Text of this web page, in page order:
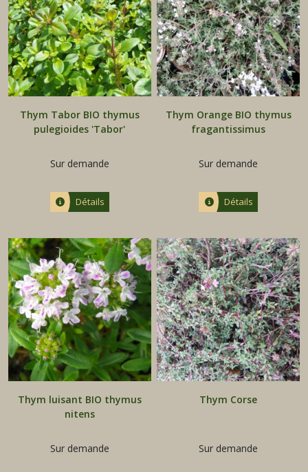
Thym Tabor BIO thymus
pulegioides 'Tabor'
Sur demande
Détails
Thym Orange BIO thymus
fragantissimus
Sur demande
Détails
Thym luisant BIO thymus
nitens
Sur demande
Thym Corse
Sur demande